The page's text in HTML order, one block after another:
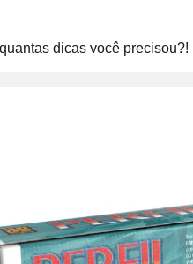
dicas você precisou?!